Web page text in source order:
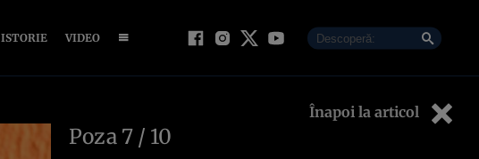
ISTORIE VIDEO
Înapoi la articol
Poza 7 / 10